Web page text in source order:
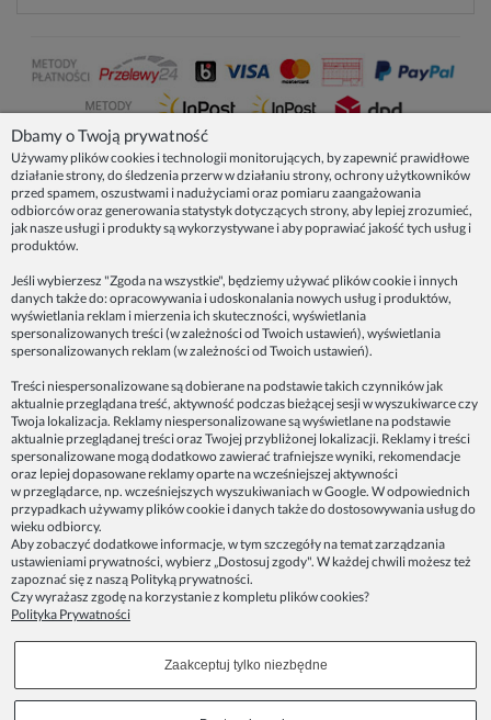
NASZE PRODUKTY
INFORMACJE
ZAINSPIRUJ SIĘ!
Dane firmy:
Spoko Motyw, Małgorzata Nowak-Staszak
ul. Skowronia 3D/4, 30-650 Kraków
NIP 7343314687
telefon: 512821491
e-mail:kontakt@spoko-motyw.pl
92 1140 2004 0000 3202 7758 0405
Punkt odbioru zamówień:
Pracownia Spoko Motyw
budynku), 30-415 Kraków
Dołącz do nas w mediach społecznościowych!
Dbamy o Twoją prywatność
Używamy plików cookies i technologii monitorujących, by zapewnić prawidłowe
działanie strony, do śledzenia przerw w działaniu strony, ochrony użytkowników
przed spamem, oszustwami i nadużyciami oraz pomiaru zaangażowania
odbiorców oraz generowania statystyk dotyczących strony, aby lepiej zrozumieć,
jak nasze usługi i produkty są wykorzystywane i aby poprawiać jakość tych usług i
produktów.
Jeśli wybierzesz "Zgoda na wszystkie", będziemy używać plików cookie i innych
danych także do: opracowywania i udoskonalania nowych usług i produktów,
wyświetlania reklam i mierzenia ich skuteczności, wyświetlania
spersonalizowanych treści (w zależności od Twoich ustawień), wyświetlania
spersonalizowanych reklam (w zależności od Twoich ustawień).
Treści niespersonalizowane są dobierane na podstawie takich czynników jak
aktualnie przeglądana treść, aktywność podczas bieżącej sesji w wyszukiwarce czy
Twoja lokalizacja. Reklamy niespersonalizowane są wyświetlane na podstawie
aktualnie przeglądanej treści oraz Twojej przybliżonej lokalizacji. Reklamy i treści
spersonalizowane mogą dodatkowo zawierać trafniejsze wyniki, rekomendacje
oraz lepiej dopasowane reklamy oparte na wcześniejszej aktywności
w przeglądarce, np. wcześniejszych wyszukiwaniach w Google. W odpowiednich
przypadkach używamy plików cookie i danych także do dostosowywania usług do
wieku odbiorcy.
Aby zobaczyć dodatkowe informacje, w tym szczegóły na temat zarządzania
ustawieniami prywatności, wybierz „Dostosuj zgody". W każdej chwili możesz też
zapoznać się z naszą Polityką prywatności.
Czy wyrażasz zgodę na korzystanie z kompletu plików cookies?
Polityka Prywatności
Zaakceptuj tylko niezbędne